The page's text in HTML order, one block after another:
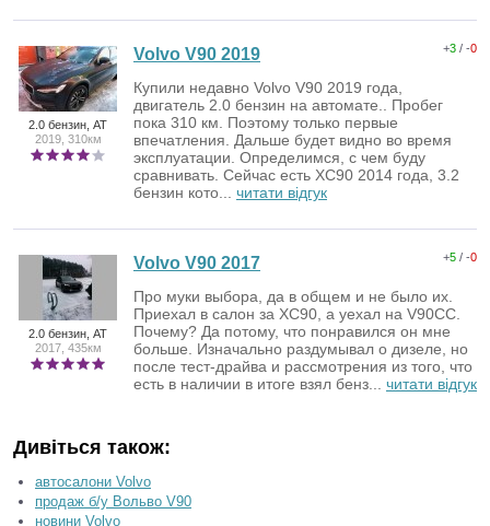
2.0 бензин, AT
2019, 310км
+3 / -0
Volvo V90 2019
Купили недавно Volvo V90 2019 года,
двигатель 2.0 бензин на автомате.. Пробег
пока 310 км. Поэтому только первые
впечатления. Дальше будет видно во время
эксплуатации. Определимся, с чем буду
сравнивать. Сейчас есть XC90 2014 года, 3.2
бензин кото... читати відгук
2.0 бензин, AT
2017, 435км
+5 / -0
Volvo V90 2017
Про муки выбора, да в общем и не было их.
Приехал в салон за ХС90, а уехал на V90CC.
Почему? Да потому, что понравился он мне
больше. Изначально раздумывал о дизеле, но
после тест-драйва и рассмотрения из того, что
есть в наличии в итоге взял бенз... читати відгук
Дивіться також:
автосалони Volvo
продаж б/у Вольво V90
новини Volvo